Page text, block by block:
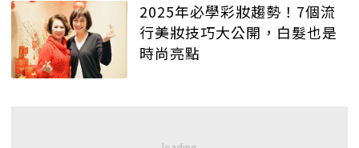
2025年必學彩妝趨勢！7個流
行美妝技巧大公開，白髮也是
時尚亮點